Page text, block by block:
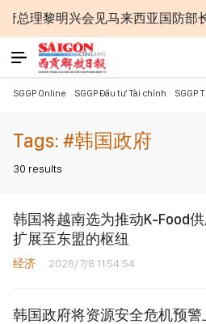
理黎明兴会见马来西亚国防部长
SGGP Online SGGP Đầu tư Tài chính SGGP
Tags: #韩国政府
30 results
韩国将越南选为推动K-Food
扩展至东盟的枢纽
经济 2026/7/8 11:54:54
韩国政府将资源安全危机预警